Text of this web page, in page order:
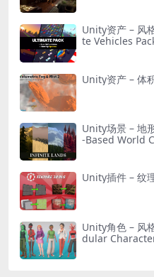
Unity资产 – 风
te Vehicles
Unity资产 – 体
Unity场景 – 地
-Based World
Unity插件 – 纹
Unity角色 – 风
dular